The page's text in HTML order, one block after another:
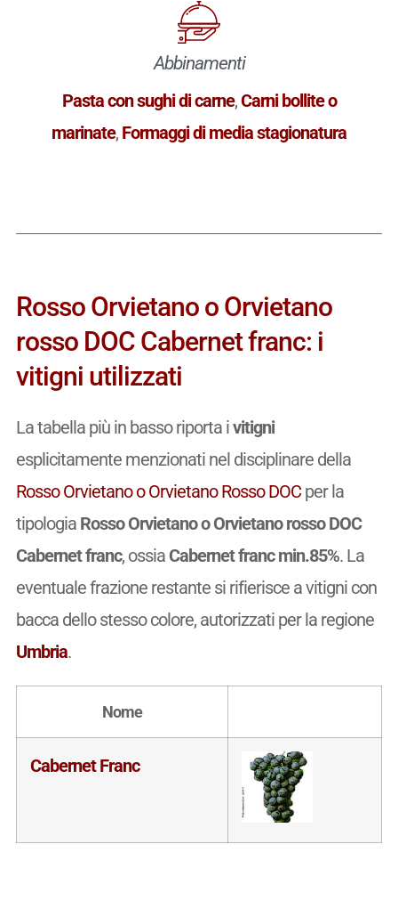
Abbinamenti
Pasta con sughi di carne,Carni bollite o
marinate, Formaggi di media stagionatura
Rosso Orvietano o Orvietano
rosso DOC Cabernet franc: i
vitigni utilizzati
La tabella più in basso riporta ivitigni
esplicitamente menzionati nel disciplinare della
Rosso Orvietano o Orvietano Rosso DOCper la
tipologia Rosso Orvietano o Orvietano rosso DOC
Cabernet franc, ossia Cabernet franc min.85%. La
eventuale frazione restante si rifierisce a vitigni con
bacca dello stesso colore, autorizzati per la regione
Umbria.
Nome
Cabernet Franc